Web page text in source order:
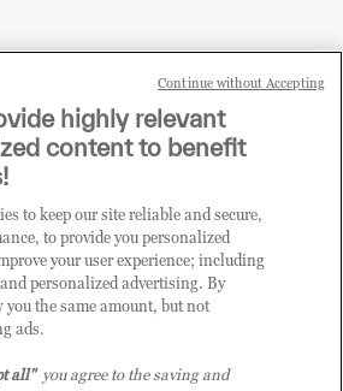
di tecnologia e desideri acquistare
soluzioni trattate sul blog?
QUI E DIVENTA
TD SYNNEX
highly relevant
content to benefit
to keep our site reliable and secure,
to provide you personalized
your user experience; including
personalized advertising. By
the same amount, but not
ads.
all"you agree to the saving and
Continue without Accepting